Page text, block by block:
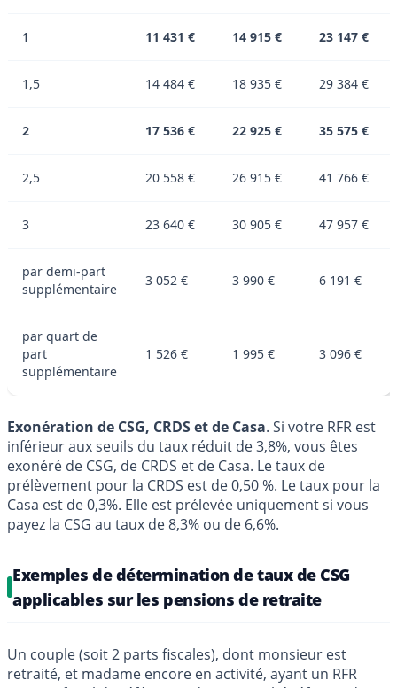
1 11 431 € 14 915 € 23 147 €
1,5 14 484 € 18 935 € 29 384 €
2 17 536 € 22 925 € 35 575 €
2,5 20 558 € 26 915 € 41 766 €
3 23 640 € 30 905 € 47 957 €
par demi-part
supplémentaire
3 052 € 3 990 € 6 191 €
par quart de
part
supplémentaire
1 526 € 1 995 € 3 096 €
Exonération de CSG, CRDS et de Casa. Si votre RFR est
inférieur aux seuils du taux réduit de 3,8%, vous êtes
exonéré de CSG, de CRDS et de Casa. Le taux de
prélèvement pour la CRDS est de 0,50 %. Le taux pour la
Casa est de 0,3%. Elle est prélevée uniquement si vous
payez la CSG au taux de 8,3% ou de 6,6%.
Exemples de détermination de taux de CSG
applicables sur les pensions de retraite
Un couple (soit 2 parts fiscales), dont monsieur est
retraité, et madame encore en activité, ayant un RFR